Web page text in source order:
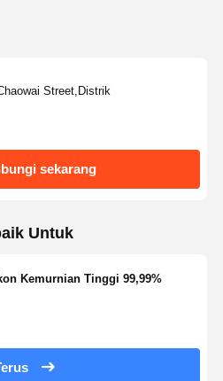
Street,Distrik
sekarang
Untuk
Kemurnian Tinggi 99,99%